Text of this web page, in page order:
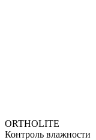
ORTHOLITE
Контроль влажности